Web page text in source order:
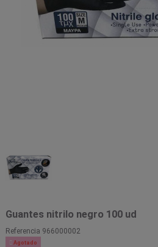
Guantes nitrilo negro 100 ud
Referencia 966000002
 Agotado